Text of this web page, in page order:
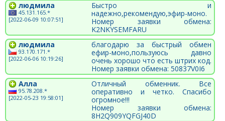
людмила
45.131.165.*
[2022-06-09 10:07:51]
Быстро и
надежно,рекомендую,эфир-моно.
Номер заявки обмена:
K2NKYSEMFARU
людмила
93.170.171.*
[2022-06-06 10:19:26]
благодарю за быстрый обмен
ефир-моно,пользуюсь давно
очень хорошо что есть штрих код.
Номер заявки обмена: 50837V0I6
Алла
95.78.208.*
[2022-05-23 19:58:01]
Отличный обменник. Все
оперативно и четко. Спасибо
огромное!!!
Номер заявки обмена:
8H2Q909YQFGJ40D